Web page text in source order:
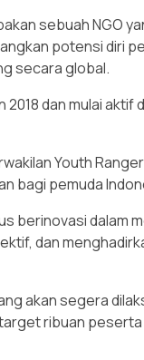
sebuah NGO
potensi diri
secara global.
dan mulai aktif
Youth
bagi pemuda
berinovasi dalam
dan
akan segera
ribuan